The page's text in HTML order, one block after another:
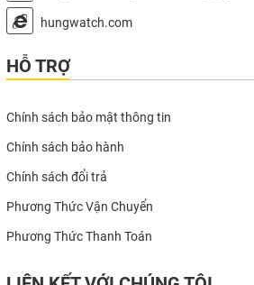
hungwatch.com
HỖ TRỢ
Chính sách bảo mật thông tin
Chính sách bảo hành
Chính sách đổi trả
Phương Thức Vận Chuyển
Phương Thức Thanh Toán